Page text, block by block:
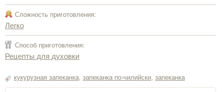
Сложность приготовления:
Легко
Способ приготовления:
Рецепты для духовки
кукурузная запеканка запеканка по-чилийски запеканка